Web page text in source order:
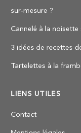
sur-mesure ?
Cannelé à la
3 idées de recettes
Tartelettes à la
LIENS UTILES
Contact